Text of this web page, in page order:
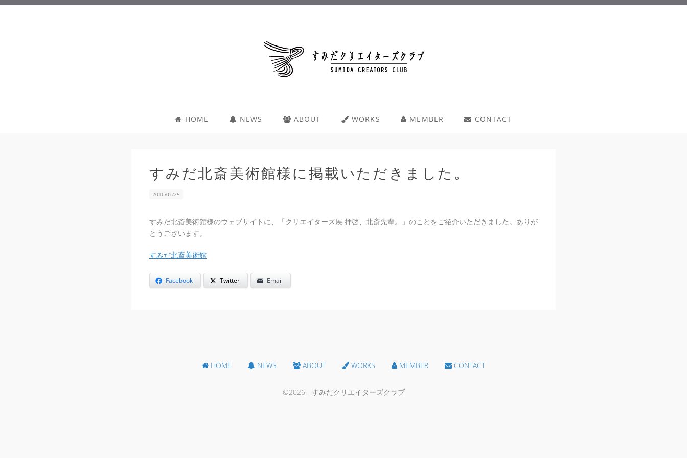
HOME NEWS ABOUT WORKS MEMBER CONTACT
すみだ北斎美術館様に掲載いただきました。
2016/01/25
すみだ北斎美術館様のウェブサイトに、「クリエイターズ展 拝啓、北斎先輩。」のことをご紹介いただきました。ありが
とうございます。
すみだ北斎美術館
Facebook Twitter Email
HOME NEWS ABOUT WORKS MEMBER CONTACT
©2026 - すみだクリエイターズクラブ